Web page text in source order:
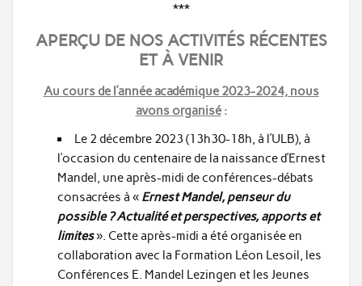
***
APERÇU DE NOS ACTIVITÉS RÉCENTES
ET À VENIR
Au cours de l’année académique 2023-2024, nous
avons organisé:
Le 2 décembre 2023 (13h30-18h, à l’ULB), à
l’occasion du centenaire de la naissance d’Ernest
Mandel, une après-midi de conférences-débats
consacrées à « Ernest Mandel, penseur du
possible ? Actualité et perspectives, apports et
limites». Cette après-midi a été organisée en
collaboration avec la Formation Léon Lesoil, les
Conférences E. Mandel Lezingen et les Jeunes